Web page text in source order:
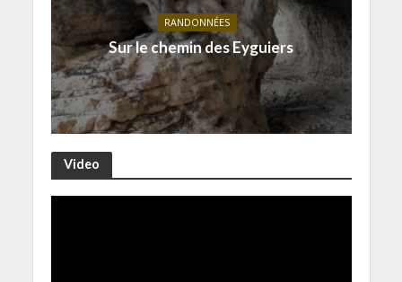
RANDONNÉES
Sur le chemin des Eyguiers
Video